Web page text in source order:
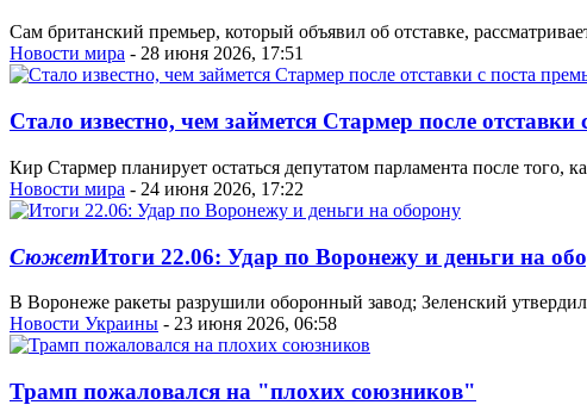
Сам британский премьер, который объявил об отставке,
Новости мира - 28 июня 2026, 17:51
Стало известно, чем займется Стармер после отставки
Кир Стармер планирует остаться депутатом парламента после того,
Новости мира - 24 июня 2026, 17:22
СюжетИтоги 22.06: Удар по Воронежу и деньги на
В Воронеже ракеты разрушили оборонный завод; Зеленский
Новости Украины - 23 июня 2026, 06:58
Трамп пожаловался на "плохих союзников"